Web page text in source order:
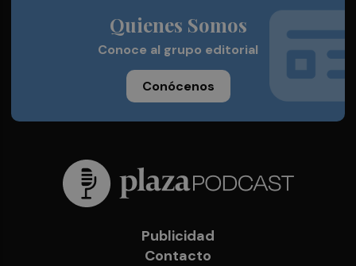
Quienes Somos
Conoce al grupo editorial
Conócenos
Publicidad
Contacto